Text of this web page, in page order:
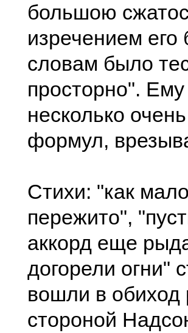
большою
изречением
словам было
просторно".
несколько
формул,
Стихи: "как
пережито",
аккорд еще
догорели огни"
вошли в обиход
стороной